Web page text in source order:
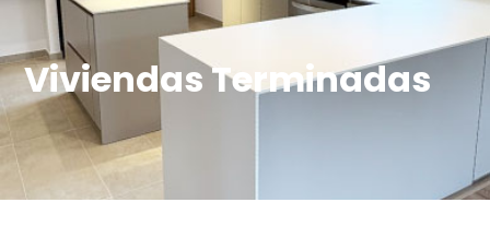
Viviendas Terminadas